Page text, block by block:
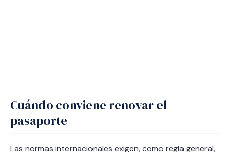
Cuándo conviene renovar el
pasaporte
Las normas internacionales exigen, como regla general,